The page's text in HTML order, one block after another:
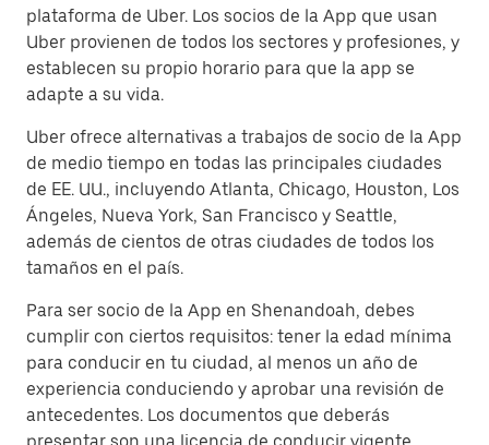
plataforma de Uber. Los socios de la App que usan
Uber provienen de todos los sectores y profesiones, y
establecen su propio horario para que la app se
adapte a su vida.
Uber ofrece alternativas a trabajos de socio de la App
de medio tiempo en todas las principales ciudades
de EE. UU., incluyendo Atlanta, Chicago, Houston, Los
Ángeles, Nueva York, San Francisco y Seattle,
además de cientos de otras ciudades de todos los
tamaños en el país.
Para ser socio de la App en Shenandoah, debes
cumplir con ciertos requisitos: tener la edad mínima
para conducir en tu ciudad, al menos un año de
experiencia conduciendo y aprobar una revisión de
antecedentes. Los documentos que deberás